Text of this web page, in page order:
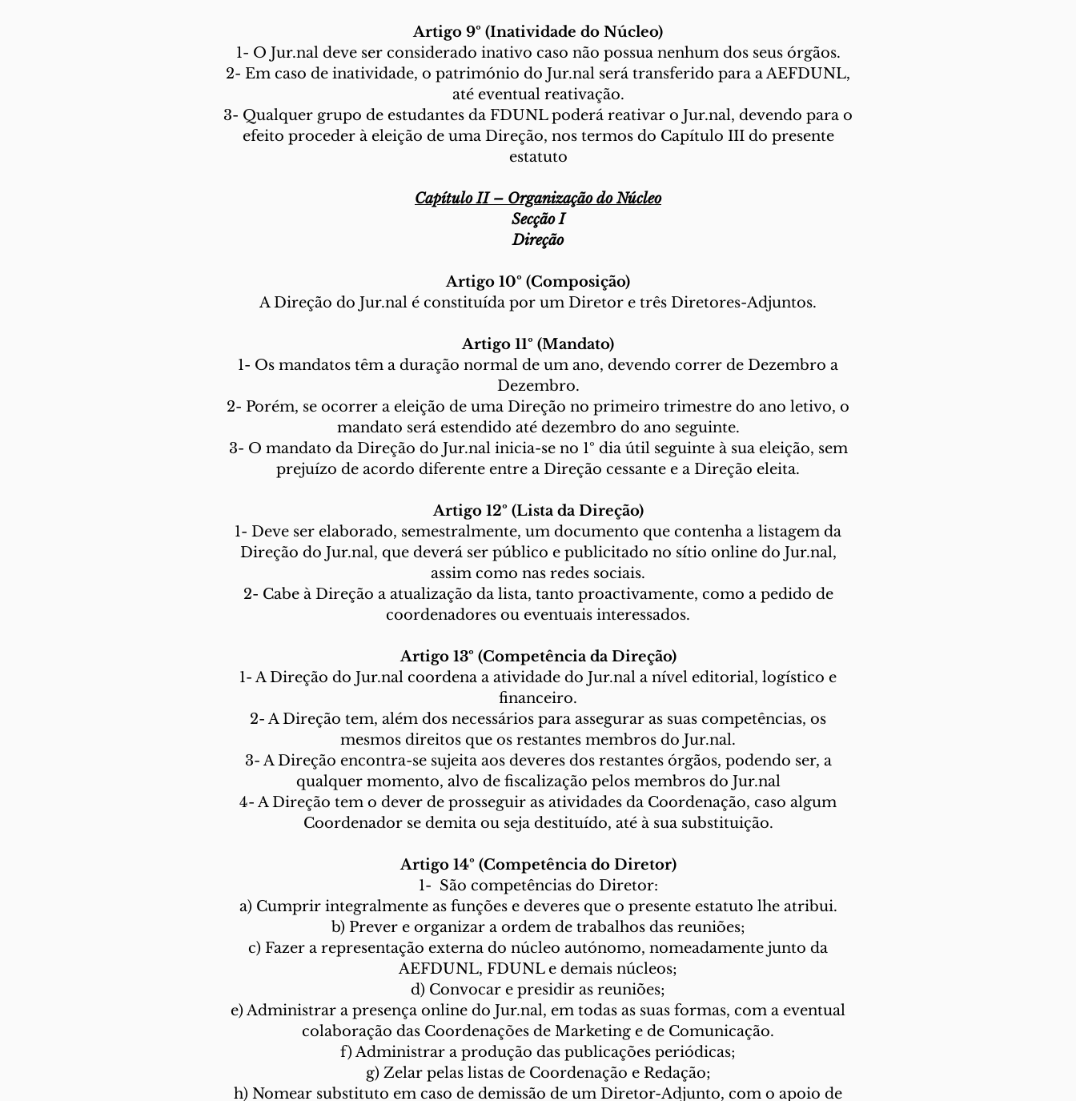
Artigo 9º (Inatividade do Núcleo)
1- O Jur.nal deve ser considerado inativo caso não possua nenhum dos seus órgãos.
2- Em caso de inatividade, o património do Jur.nal será transferido para a AEFDUNL,
até eventual reativação.
3- Qualquer grupo de estudantes da FDUNL poderá reativar o Jur.nal, devendo para o
efeito proceder à eleição de uma Direção, nos termos do Capítulo III do presente
estatuto
Capítulo II – Organização do Núcleo
Secção I
Direção
Artigo 10º (Composição)
A Direção do Jur.nal é constituída por um Diretor e três Diretores-Adjuntos.
Artigo 11º (Mandato)
1- Os mandatos têm a duração normal de um ano, devendo correr de Dezembro a
Dezembro.
2- Porém, se ocorrer a eleição de uma Direção no primeiro trimestre do ano letivo, o
mandato será estendido até dezembro do ano seguinte.
3- O mandato da Direção do Jur.nal inicia-se no 1º dia útil seguinte à sua eleição, sem
prejuízo de acordo diferente entre a Direção cessante e a Direção eleita.
Artigo 12º (Lista da Direção)
1- Deve ser elaborado, semestralmente, um documento que contenha a listagem da
Direção do Jur.nal, que deverá ser público e publicitado no sítio online do Jur.nal,
assim como nas redes sociais.
2- Cabe à Direção a atualização da lista, tanto proactivamente, como a pedido de
coordenadores ou eventuais interessados.
Artigo 13º (Competência da Direção)
1- A Direção do Jur.nal coordena a atividade do Jur.nal a nível editorial, logístico e
financeiro.
2- A Direção tem, além dos necessários para assegurar as suas competências, os
mesmos direitos que os restantes membros do Jur.nal.
3- A Direção encontra-se sujeita aos deveres dos restantes órgãos, podendo ser, a
qualquer momento, alvo de fiscalização pelos membros do Jur.nal
4- A Direção tem o dever de prosseguir as atividades da Coordenação, caso algum
Coordenador se demita ou seja destituído, até à sua substituição.
Artigo 14º (Competência do Diretor)
1- São competências do Diretor:
a) Cumprir integralmente as funções e deveres que o presente estatuto lhe atribui.
b) Prever e organizar a ordem de trabalhos das reuniões;
c) Fazer a representação externa do núcleo autónomo, nomeadamente junto da
AEFDUNL, FDUNL e demais núcleos;
d) Convocar e presidir as reuniões;
e) Administrar a presença online do Jur.nal, em todas as suas formas, com a eventual
colaboração das Coordenações de Marketing e de Comunicação.
f) Administrar a produção das publicações periódicas;
g) Zelar pelas listas de Coordenação e Redação;
h) Nomear substituto em caso de demissão de um Diretor-Adjunto, com o apoio de